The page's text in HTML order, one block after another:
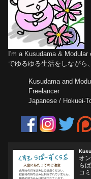
I'm a Kusudama & Modular
でゆるゆる生活をしながら
Kusudama and
Freelancer
Japanese / Hokuei-
オ
ら
コ